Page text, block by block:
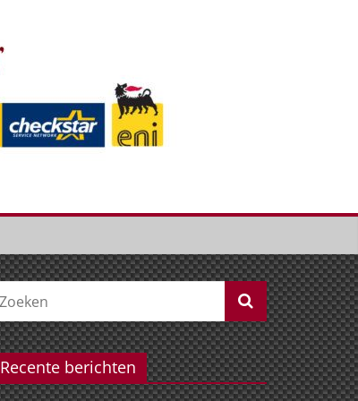
Recente berichten